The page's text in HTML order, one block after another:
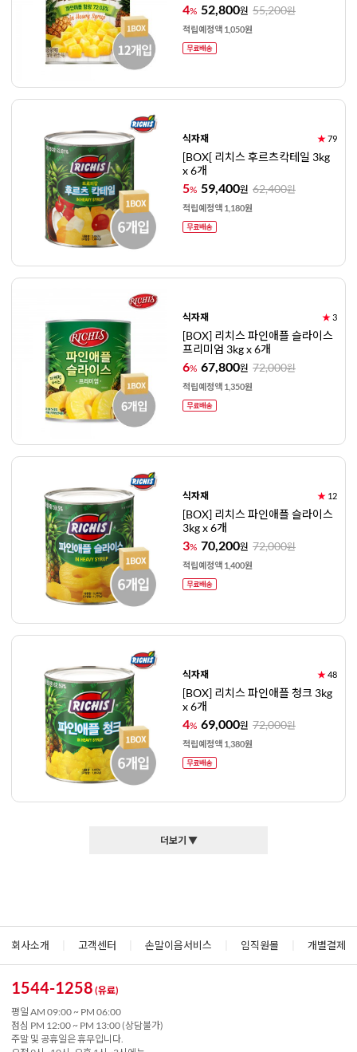
4% 52,800원 55,200원
적립예정액 1,050원
식자재 ★79
[BOX[ 리치스 후르츠칵테일 3kg
x 6개
5% 59,400원 62,400원
적립예정액 1,180원
식자재 ★3
[BOX] 리치스 파인애플 슬라이스
프리미엄 3kg x 6개
6% 67,800원 72,000원
적립예정액 1,350원
식자재 ★ 12
[BOX] 리치스 파인애플 슬라이스
3kg x 6개
3% 70,200원 72,000원
적립예정액 1,400원
식자재 ★48
[BOX] 리치스 파인애플 청크 3kg
x 6개
4% 69,000원 72,000원
적립예정액 1,380원
더보기 ▼
회사소개 고객센터 손말이음서비스 임직원몰 개별결제
1544-1258 (유료)
평일 AM 09:00 ~ PM 06:00
점심 PM 12:00 ~ PM 13:00 (상담불가)
주말 및 공휴일은 휴무입니다.